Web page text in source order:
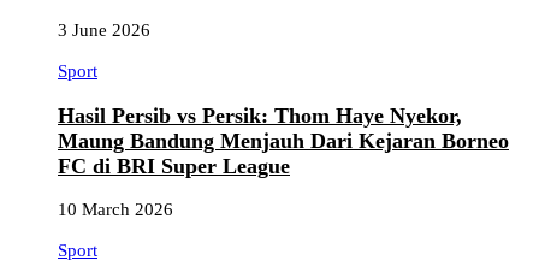
3 June 2026
Sport
Hasil Persib vs Persik: Thom Haye Nyekor,
Maung Bandung Menjauh Dari Kejaran Borneo
FC di BRI Super League
10 March 2026
Sport